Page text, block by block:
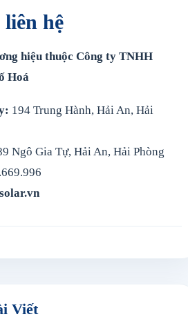
hệ
hiệu thuộc Công ty TNHH
Hoá
194 Trung Hành, Hải An, Hải
Ngô Gia Tự, Hải An, Hải Phòng
Viết